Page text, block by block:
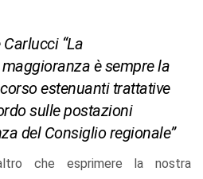
“La
è sempre la
estenuanti trattative
sulle postazioni
del Consiglio regionale”
che esprimere la nostra